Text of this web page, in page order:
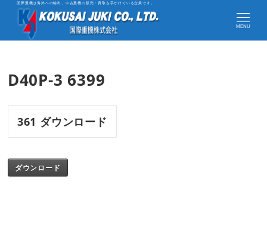
国際重機は海外への輸出、中古重機の販売・買取を手がけている企業です。
MENU
D40P-3 6399
361 ダウンロード
ダウンロード